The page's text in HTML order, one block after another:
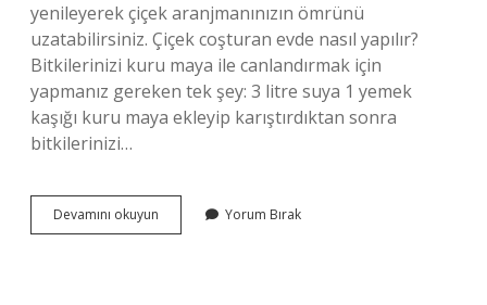
yenileyerek çiçek aranjmanınızın ömrünü
uzatabilirsiniz. Çiçek coşturan evde nasıl yapılır?
Bitkilerinizi kuru maya ile canlandırmak için
yapmanız gereken tek şey: 3 litre suya 1 yemek
kaşığı kuru maya ekleyip karıştırdıktan sonra
bitkilerinizi…
Devamını okuyun Çiçekleri
Canlandırmak
Yorum Bırak